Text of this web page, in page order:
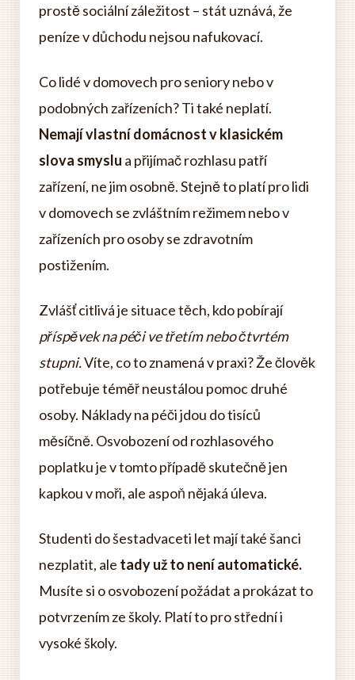
prostě sociální záležitost – stát uznává, že
peníze v důchodu nejsou nafukovací.
Co lidé v domovech pro seniory nebo v
podobných zařízeních? Ti také neplatí.
Nemají vlastní domácnost v klasickém
slova smyslu a přijímač rozhlasu patří
zařízení, ne jim osobně. Stejně to platí pro lidi
v domovech se zvláštním režimem nebo v
zařízeních pro osoby se zdravotním
postižením.
Zvlášť citlivá je situace těch, kdo pobírají
příspěvek na péči ve třetím nebo čtvrtém
stupni.Víte, co to znamená v praxi? Že člověk
potřebuje téměř neustálou pomoc druhé
osoby. Náklady na péči jdou do tisíců
měsíčně. Osvobození od rozhlasového
poplatku je v tomto případě skutečně jen
kapkou v moři, ale aspoň nějaká úleva.
Studenti do šestadvaceti let mají také šanci
nezplatit, ale tady už to není automatické.
Musíte si o osvobození požádat a prokázat to
potvrzením ze školy. Platí to pro střední i
vysoké školy.